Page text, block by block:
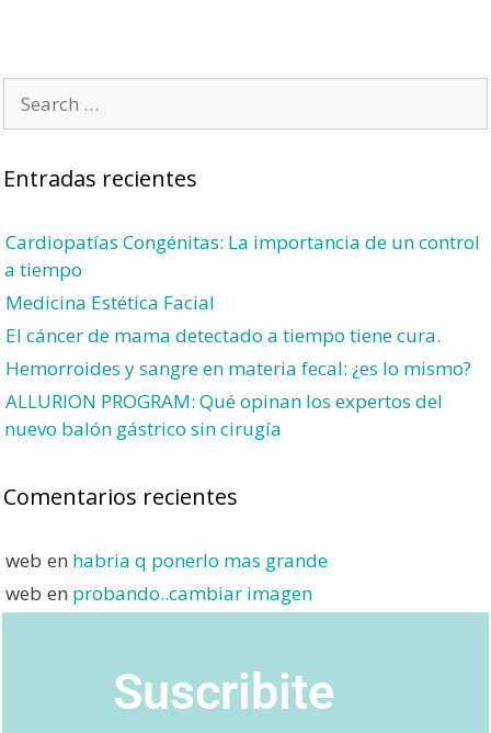
Entradas recientes
Cardiopatías Congénitas: La importancia de un control
a tiempo
Medicina Estética Facial
El cáncer de mama detectado a tiempo tiene cura.
Hemorroides y sangre en materia fecal: ¿es lo mismo?
ALLURION PROGRAM: Qué opinan los expertos del
nuevo balón gástrico sin cirugía
Comentarios recientes
web en habria q ponerlo mas grande
web en probando..cambiar imagen
Suscribite